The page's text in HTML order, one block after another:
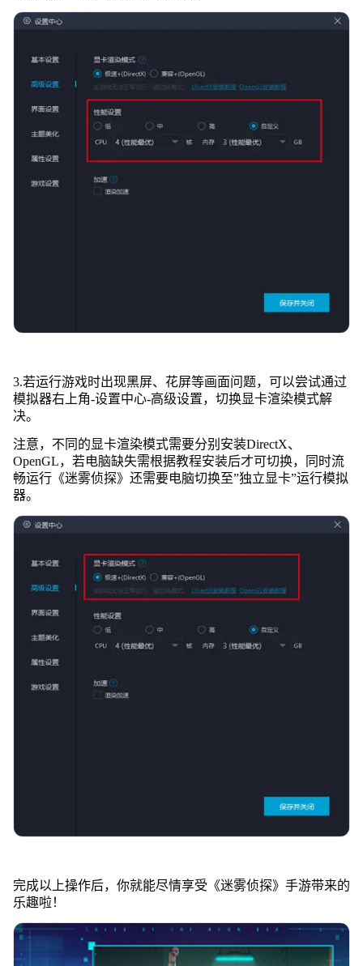
3.若运行游戏时出现黑屏、花屏等画面问题，可以尝试通过
模拟器右上角-设置中心-高级设置，切换显卡渲染模式解
决。
注意，不同的显卡渲染模式需要分别安装DirectX、
OpenGL，若电脑缺失需根据教程安装后才可切换，同时流
畅运行《迷雾侦探》还需要电脑切换至”独立显卡”运行模拟
器。
完成以上操作后，你就能尽情享受《迷雾侦探》手游带来的
乐趣啦！